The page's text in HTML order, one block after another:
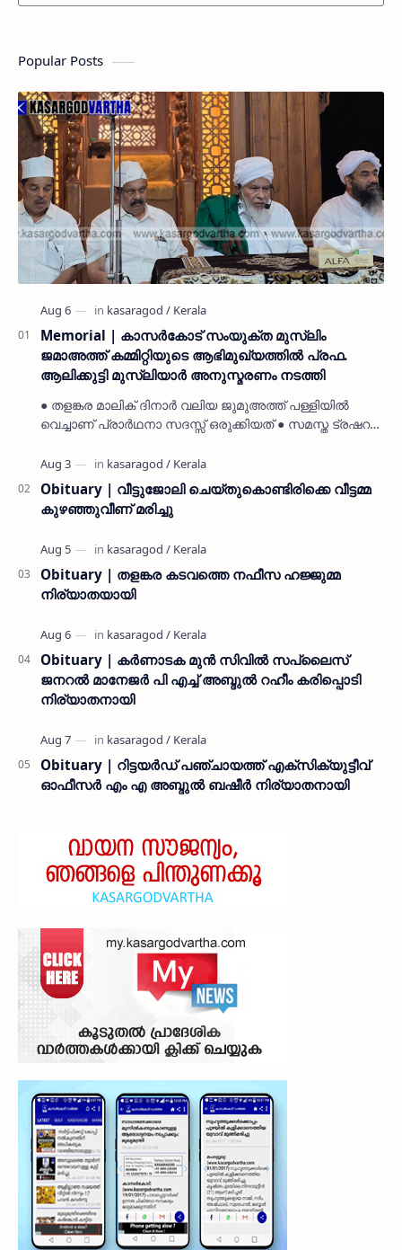
Popular Posts
Memorial | കാസർകോട് സംയുക്ത മുസ്ലിം
ജമാഅത്ത് കമ്മിറ്റിയുടെ ആഭിമുഖ്യത്തിൽ പ്രഫ.
ആലിക്കുട്ടി മുസ്ലിയാർ അനുസ്മരണം നടത്തി
● തളങ്കര മാലിക് ദിനാർ വലിയ ജുമുഅത്ത് പള്ളിയിൽ
വെച്ചാണ് പ്രാർഥനാ സദസ്സ് ഒരുക്കിയത് ● സമസ്ത ട്രഷറർ
നൽകി കാസ…
Obituary | വീട്ടുജോലി ചെയ്തുകൊണ്ടിരിക്കെ വീട്ടമ്മ
കുഴഞ്ഞുവീണ് മരിച്ചു
Obituary | തളങ്കര കടവത്തെ നഫീസ ഹജ്ജുമ്മ
നിര്യാതയായി
Obituary | കർണാടക മുൻ സിവില്‍ സപ്ലൈസ്
ജനറൽ മാനേജർ പി എച്ച് അബ്ദുൽ റഹീം കരിപ്പൊടി
നിര്യാതനായി
Obituary | റിട്ടയർഡ് പഞ്ചായത്ത് എക്സിക്യുട്ടീവ്
ഓഫീസർ എം എ അബ്ദുൽ ബഷീർ നിര്യാതനായി